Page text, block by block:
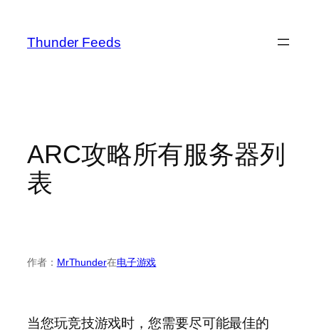
Thunder Feeds
ARC攻略所有服务器列
表
作者： MrThunder在电子游戏
当您玩竞技游戏时，您需要尽可能最佳的